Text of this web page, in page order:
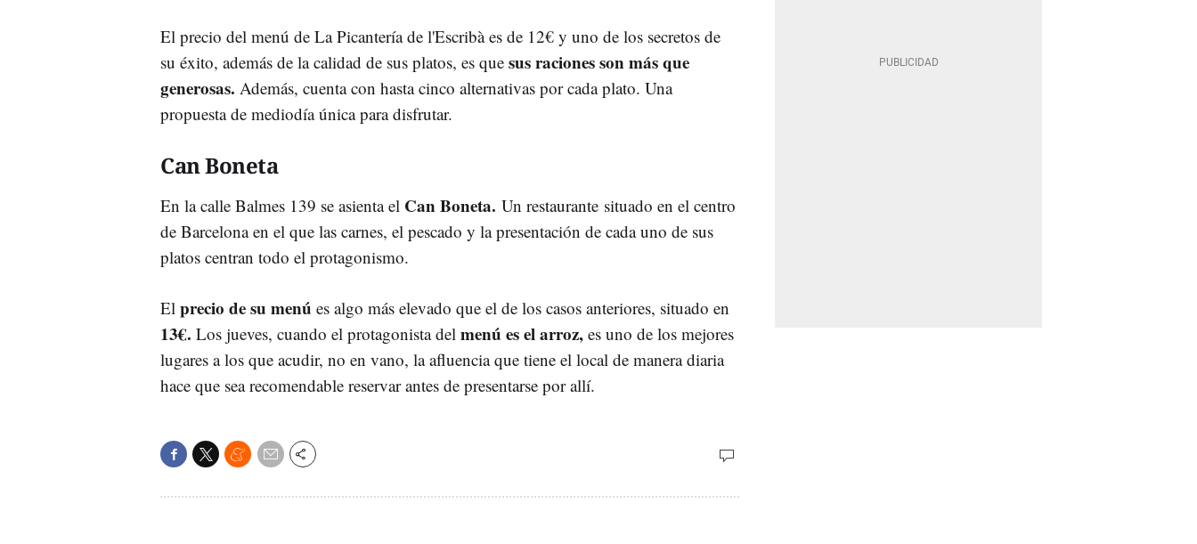
El precio del menú de La Picantería de l'Escribà es de 12€ y uno de los secretos de
su éxito, además de la calidad de sus platos, es que sus raciones son más que
generosas. Además, cuenta con hasta cinco alternativas por cada plato. Una
propuesta de mediodía única para disfrutar.
Can Boneta
En la calle Balmes 139 se asienta el Can Boneta. Un restaurante situado en el centro
de Barcelona en el que las carnes, el pescado y la presentación de cada uno de sus
platos centran todo el protagonismo.
El precio de su menú es algo más elevado que el de los casos anteriores, situado en
13€. Los jueves, cuando el protagonista del menú es el arroz, es uno de los mejores
lugares a los que acudir, no en vano, la afluencia que tiene el local de manera diaria
hace que sea recomendable reservar antes de presentarse por allí.